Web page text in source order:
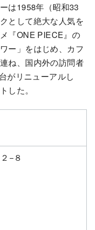
は1958年（昭和33
として絶大な人気を
『ONE PIECE』の
ー」をはじめ、カフ
ね、国内外の訪問者
がリニューアルし
した。
−８